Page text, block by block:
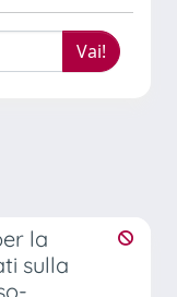
la
sulla